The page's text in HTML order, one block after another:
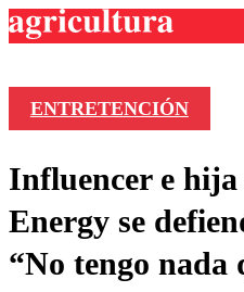
Frecuencias
Agricultura
Deportes
Colo Colo
Entretención
ENTRETENCIÓN
Influencer e
Energy se
“No tengo nada